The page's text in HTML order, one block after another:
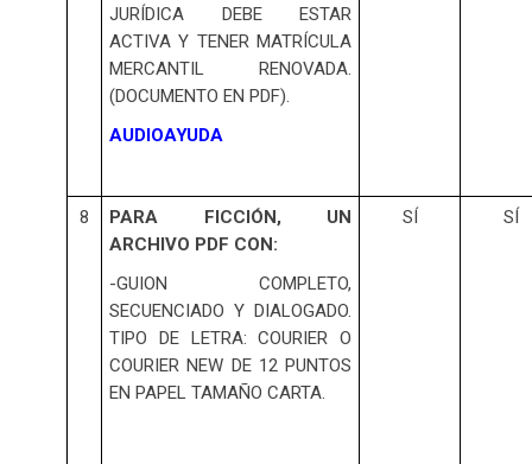
JURÍDICA DEBE ESTAR
ACTIVA Y TENER MATRÍCULA
MERCANTIL RENOVADA.
(DOCUMENTO EN PDF).
AUDIOAYUDA
8
PARA FICCIÓN, UN
ARCHIVO PDF CON:
-GUION COMPLETO,
SECUENCIADO Y DIALOGADO.
TIPO DE LETRA: COURIER O
COURIER NEW DE 12 PUNTOS
EN PAPEL TAMAÑO CARTA.
SÍ SÍ